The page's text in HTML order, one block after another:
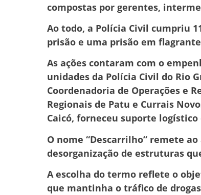
compostas por gerentes,
Ao todo, a Polícia Civil cumpriu
prisão e uma prisão em
As ações contaram com o
unidades da Polícia Civil do Rio
Coordenadoria de Operações e
Regionais de Patu e Currais
Caicó, forneceu suporte
O nome “Descarrilho” remete
desorganização de estruturas
A escolha do termo reflete o
que mantinha o tráfico de